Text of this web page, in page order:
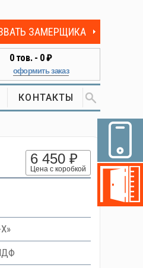
ЗАМЕРЩИКА
0тов. - 0 ₽
оформить заказ
КОНТАКТЫ
6 450 ₽
Цена с коробкой